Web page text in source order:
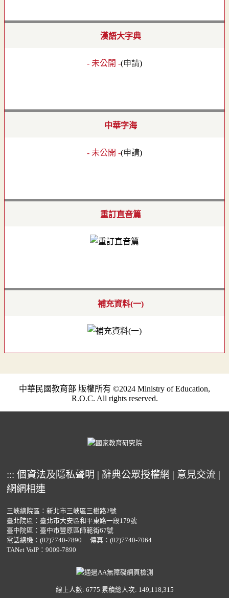
漢語大字典
- 未公開 -(申請)
中華字海
- 未公開 -(申請)
重訂直音篇
補充資料(一)
中華民國教育部 版權所有 ©2024 Ministry of Education,
R.O.C. All rights reserved.
::: 個資法及隱私聲明 | 辭典公眾授權網 | 意見交流 |
網網相連
三峽總院區：新北市三峽區三樹路2號
臺北院區：臺北市大安區和平東路一段179號
臺中院區：臺中市豐原區師範街67號
電話總機： (02)7740-7890
傳真：(02)7740-7064
TANet VoIP：9009-7890
線上人數: 6775 累積總人次: 149,118,315